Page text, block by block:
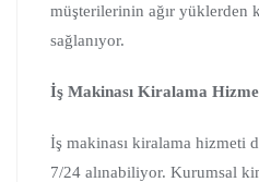
müşterilerinin ağır yüklerden
sağlanıyor.
İş Makinası Kiralama
İş makinası kiralama hizmeti
7/24 alınabiliyor. Kurumsal